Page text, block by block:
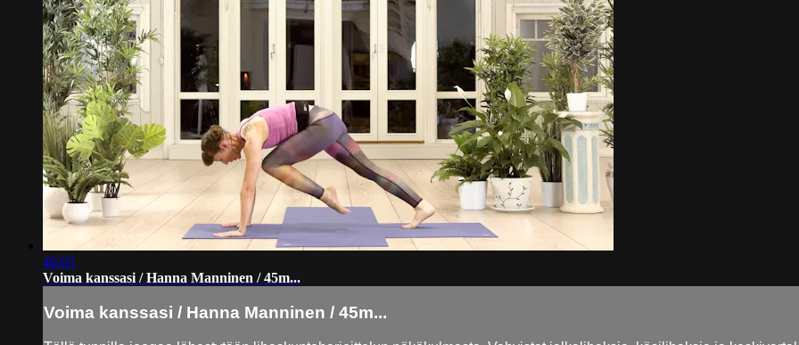
46:03
Voima kanssasi / Hanna Manninen / 45m...
Voima kanssasi / Hanna Manninen / 45m...